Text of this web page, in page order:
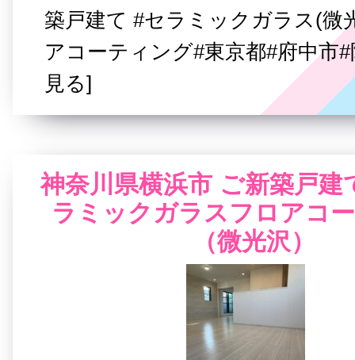
築戸建て #セラミックガラス(微
アコーティング#東京都#府中市
見る]
神奈川県横浜市 ご新築戸建
ラミックガラスフロアコ
（微光沢）